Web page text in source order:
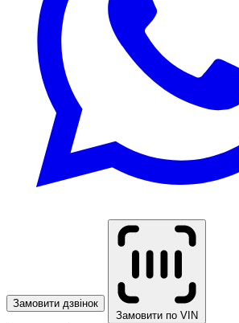
Замовити дзвінок
Замовити по VIN